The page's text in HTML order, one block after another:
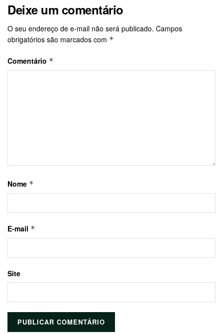
Deixe um comentário
O seu endereço de e-mail não será publicado. Campos
obrigatórios são marcados com *
Comentário *
Nome *
E-mail *
Site